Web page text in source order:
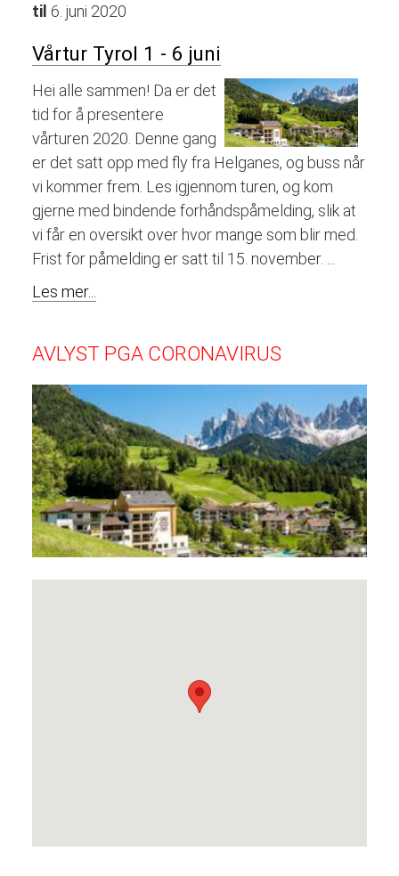
til 6. juni 2020
Vårtur Tyrol 1 - 6 juni
Hei alle sammen! Da er det
tid for å presentere
vårturen 2020. Denne gang
er det satt opp med fly fra Helganes, og buss når
vi kommer frem. Les igjennom turen, og kom
gjerne med bindende forhåndspåmelding, slik at
vi får en oversikt over hvor mange som blir med.
Frist for påmelding er satt til 15. november. ...
Les mer...
AVLYST PGA CORONAVIRUS